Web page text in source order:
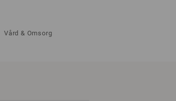
Vård & Omsorg